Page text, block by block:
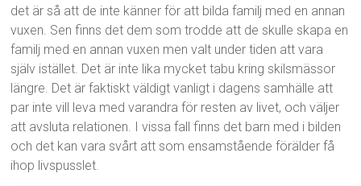
det är så att de inte känner för att bilda familj med en annan
vuxen. Sen finns det dem som trodde att de skulle skapa en
familj med en annan vuxen men valt under tiden att vara
själv istället. Det är inte lika mycket tabu kring skilsmässor
längre. Det är faktiskt väldigt vanligt i dagens samhälle att
par inte vill leva med varandra för resten av livet, och väljer
att avsluta relationen. I vissa fall finns det barn med i bilden
och det kan vara svårt att som ensamstående förälder få
ihop livspusslet.